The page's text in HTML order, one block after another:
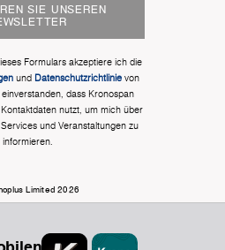
SIE UNSEREN
Formulars akzeptiere ich die
und Datenschutzrichtlinievon
dass Kronospan
nutzt, um mich über
und Veranstaltungen zu
informieren.
Limited 2026